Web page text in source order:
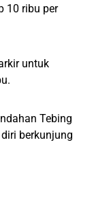
10 ribu per
untuk
Tebing
berkunjung